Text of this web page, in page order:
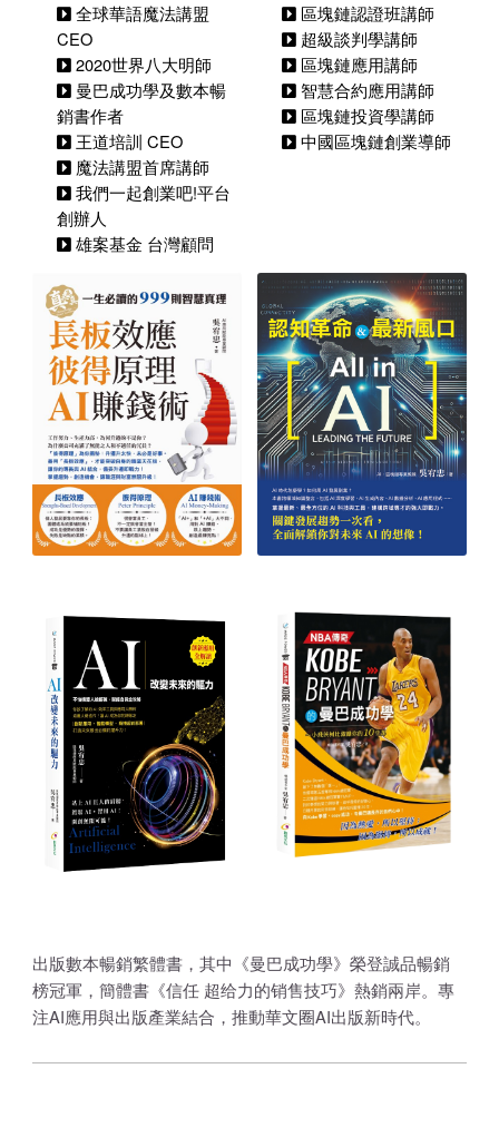
全球華語魔法講盟
CEO
2020世界八大明師
曼巴成功學及數本暢
銷書作者
王道培訓 CEO
魔法講盟首席講師
我們一起創業吧!平台
創辦人
雄案基金 台灣顧問
區塊鏈認證班講師
超級談判學講師
區塊鏈應用講師
智慧合約應用講師
區塊鏈投資學講師
中國區塊鏈創業導師
出版數本暢銷繁體書，其中《曼巴成功學》榮登誠品暢銷
榜冠軍，簡體書《信任 超给力的销售技巧》熱銷兩岸。專
注AI應用與出版產業結合，推動華文圈AI出版新時代。